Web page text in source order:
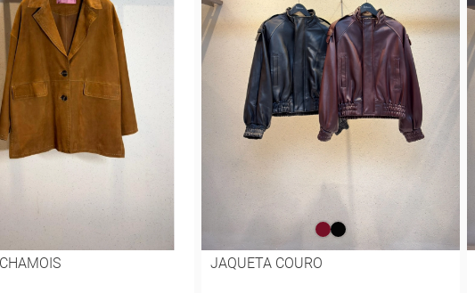
JAQUETA COURO